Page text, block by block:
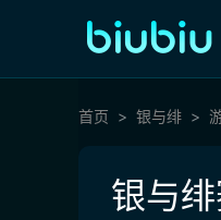
首页 银与绯
银与